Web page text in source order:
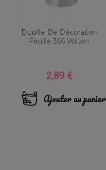
Douille De Décoration
Feuille 366 Wilton
Prix
2,89 €
Ajouter au panier